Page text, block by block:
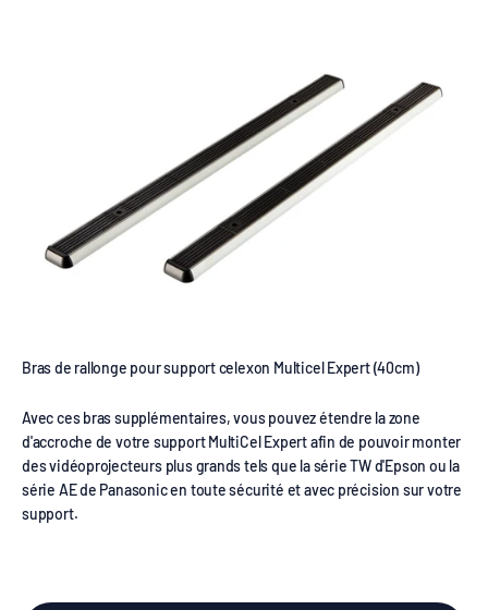
Bras de rallonge pour support celexon Multicel Expert (40cm)
Avec ces bras supplémentaires, vous pouvez étendre la zone
d'accroche de votre support MultiCel Expert afin de pouvoir monter
des vidéoprojecteurs plus grands tels que la série TW d'Epson ou la
série AE de Panasonic en toute sécurité et avec précision sur votre
support.